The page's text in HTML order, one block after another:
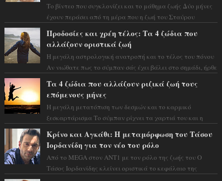
Το βίντεο που συγκλονίζει και το μάθημα ζωής Δύο μήνες
έχουν περάσει από τη μέρα που η ζωή του Σταύρου
Προδοσίες και χρέη τέλος: Τα 4 ζώδια που
αλλάζουν οριστικά ζωή
Η μεγάλη αστρολογική ανατροπή και το τέλος του πόνου
Αν νιώθατε πως το σύμπαν σάς έχει βάλει στο σημάδι, ήρθε
Τα 4 ζώδια που αλλάζουν ριζικά ζωή τους
επόμενους μήνες
Η μεγάλη μετατόπιση των δεσμών και το καρμικό
ξεσκαρτάρισμα Το σύμπαν ρίχνει τα χαρτιά του και η
Κρίνο και Αγκάθι: Η μεταμόρφωση του Τάσου
Ιορδανίδη για τον νέο του ρόλο
Από το MEGA στον ΑΝΤ1 με τον ρόλο της ζωής του Ο
Τάσος Ιορδανίδης κλείνει οριστικά το κεφάλαιο της